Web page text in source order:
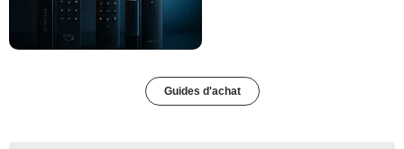
Guides d'achat